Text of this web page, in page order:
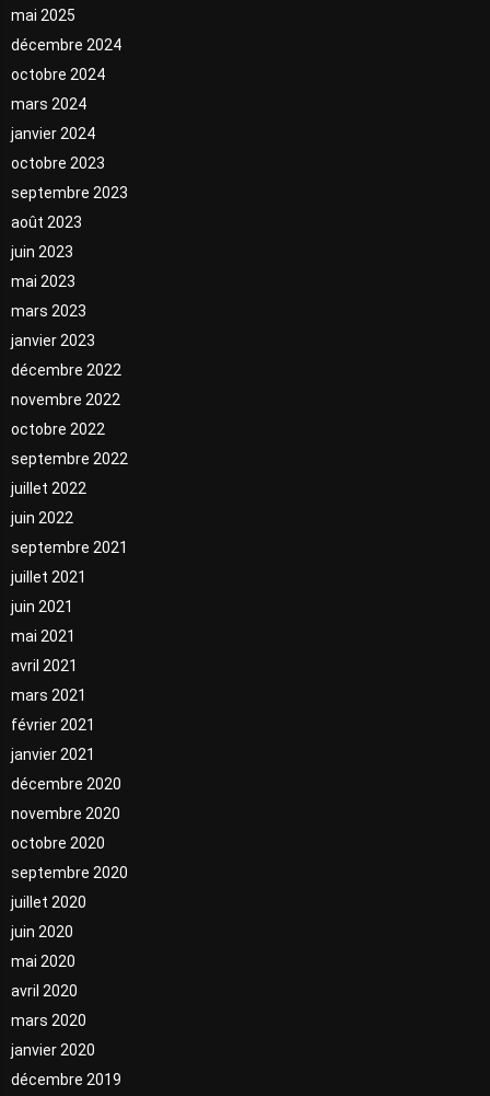
mai 2025
décembre 2024
octobre 2024
mars 2024
janvier 2024
octobre 2023
septembre 2023
août 2023
juin 2023
mai 2023
mars 2023
janvier 2023
décembre 2022
novembre 2022
octobre 2022
septembre 2022
juillet 2022
juin 2022
septembre 2021
juillet 2021
juin 2021
mai 2021
avril 2021
mars 2021
février 2021
janvier 2021
décembre 2020
novembre 2020
octobre 2020
septembre 2020
juillet 2020
juin 2020
mai 2020
avril 2020
mars 2020
janvier 2020
décembre 2019